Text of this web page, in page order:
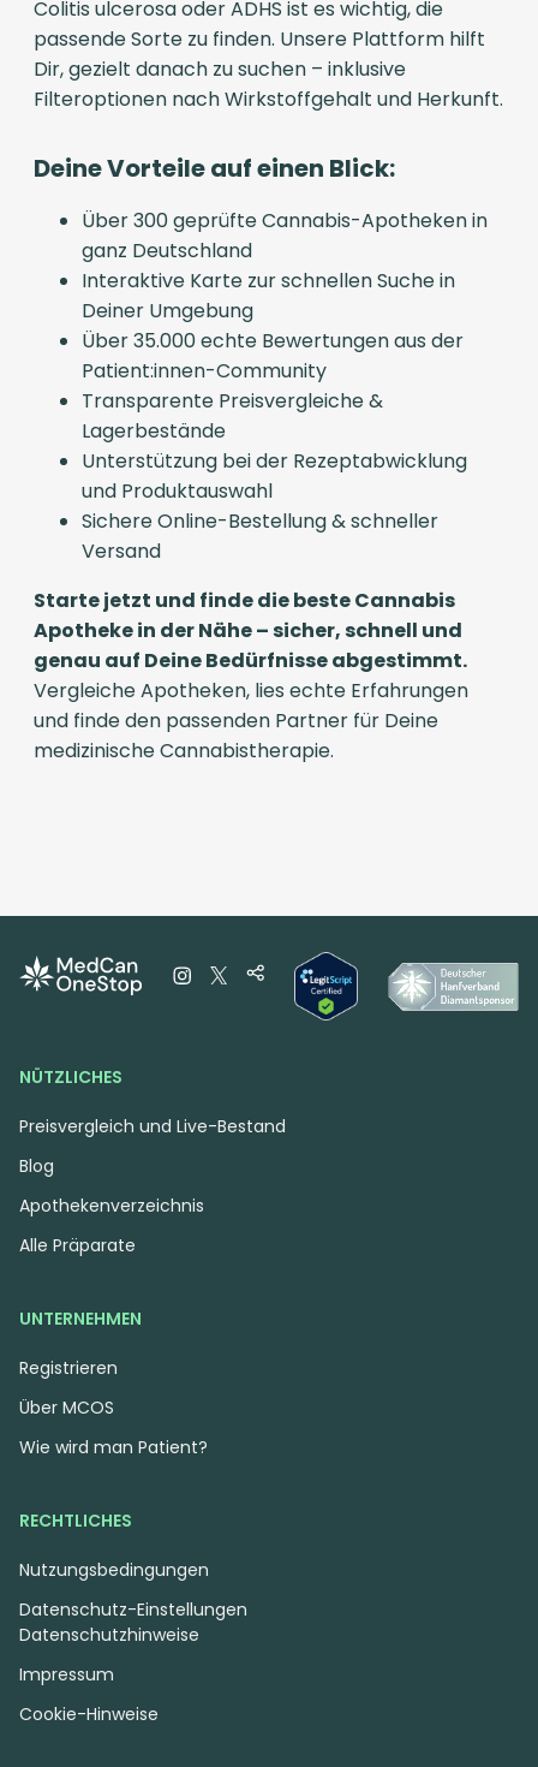
Colitis ulcerosa oder ADHS ist es wichtig, die
passende Sorte zu finden. Unsere Plattform hilft
Dir, gezielt danach zu suchen – inklusive
Filteroptionen nach Wirkstoffgehalt und Herkunft.
Deine Vorteile auf einen Blick:
Über 300 geprüfte Cannabis-Apotheken in
ganz Deutschland
Interaktive Karte zur schnellen Suche in
Deiner Umgebung
Über 35.000 echte Bewertungen aus der
Patient:innen-Community
Transparente Preisvergleiche &
Lagerbestände
Unterstützung bei der Rezeptabwicklung
und Produktauswahl
Sichere Online-Bestellung & schneller
Versand
Starte jetzt und finde die beste Cannabis
Apotheke in der Nähe – sicher, schnell und
genau auf Deine Bedürfnisse abgestimmt.
Vergleiche Apotheken, lies echte Erfahrungen
und finde den passenden Partner für Deine
medizinische Cannabistherapie.
NÜTZLICHES
Preisvergleich und Live-Bestand
Blog
Apothekenverzeichnis
Alle Präparate
UNTERNEHMEN
Registrieren
Über MCOS
Wie wird man Patient?
RECHTLICHES
Nutzungsbedingungen
Datenschutzhinweise
Impressum
Cookie-Hinweise
Datenschutz-Einstellungen